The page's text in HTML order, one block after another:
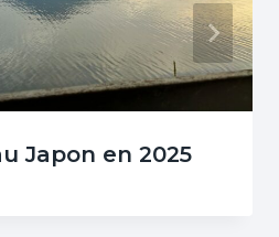
Japon en 2025